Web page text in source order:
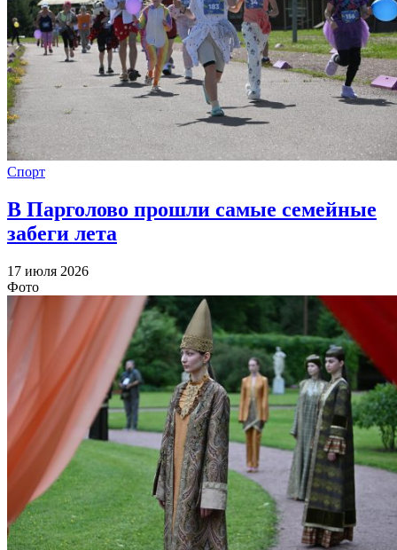
Спорт
В Парголово прошли самые семейные
забеги лета
17 июля 2026
Фото